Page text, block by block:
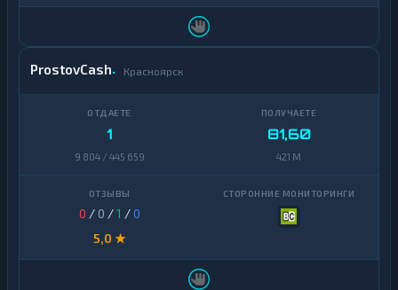
ProstovCash Красноярск
1
9 804 / 445 659
81,60
421 M
0 / 0 /1 /0
5,0 ★